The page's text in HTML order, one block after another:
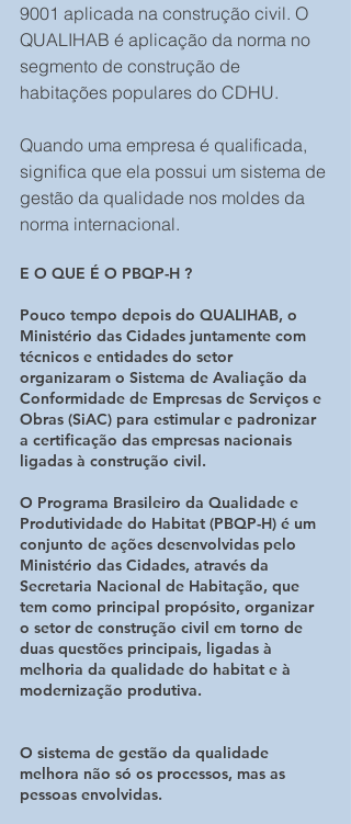
9001 aplicada na construção civil. O
QUALIHAB é aplicação da norma no
segmento de construção de
habitações populares do CDHU.
Quando uma empresa é qualificada,
significa que ela possui um sistema de
gestão da qualidade nos moldes da
norma internacional.
E O QUE É O PBQP-H ?
Pouco tempo depois do QUALIHAB, o
Ministério das Cidades juntamente com
técnicos e entidades do setor
organizaram o Sistema de Avaliação da
Conformidade de Empresas de Serviços e
Obras (SiAC) para estimular e padronizar
a certificação das empresas nacionais
ligadas à construção civil.
O Programa Brasileiro da Qualidade e
Produtividade do Habitat (PBQP-H) é um
conjunto de ações desenvolvidas pelo
Ministério das Cidades, através da
Secretaria Nacional de Habitação, que
tem como principal propósito, organizar
o setor de construção civil em torno de
duas questões principais, ligadas à
melhoria da qualidade do habitat e à
modernização produtiva.
O sistema de gestão da qualidade
melhora não só os processos, mas as
pessoas envolvidas.